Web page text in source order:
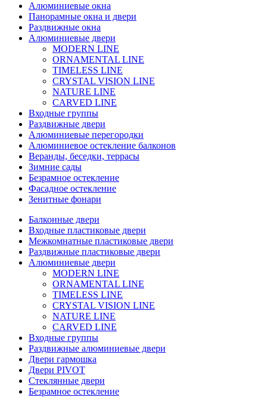
Алюминиевые окна
Панорамные окна и двери
Раздвижные окна
Алюминиевые двери
MODERN LINE
ORNAMENTAL LINE
TIMELESS LINE
CRYSTAL VISION LINE
NATURE LINE
CARVED LINE
Входные группы
Раздвижные двери
Алюминиевые перегородки
Алюминиевое остекление балконов
Веранды, беседки, террасы
Зимние сады
Безрамное остекление
Фасадное остекление
Зенитные фонари
Балконные двери
Входные пластиковые двери
Межкомнатные пластиковые двери
Раздвижные пластиковые двери
Алюминиевые двери
MODERN LINE
ORNAMENTAL LINE
TIMELESS LINE
CRYSTAL VISION LINE
NATURE LINE
CARVED LINE
Входные группы
Раздвижные алюминиевые двери
Двери гармошка
Двери PIVOT
Стеклянные двери
Безрамное остекление